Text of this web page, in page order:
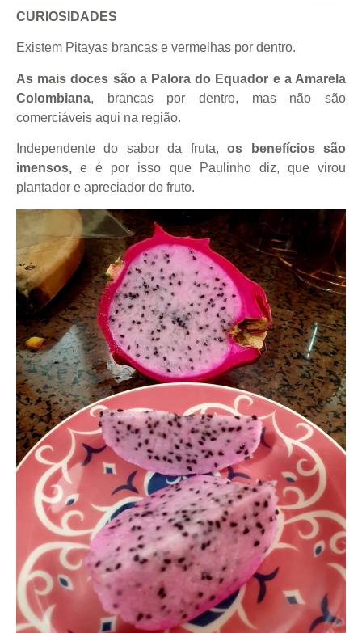
CURIOSIDADES
Existem Pitayas brancas e vermelhas por dentro.
As mais doces são a Palora do Equador e a Amarela
Colombiana, brancas por dentro, mas não são
comerciáveis aqui na região.
Independente do sabor da fruta,os benefícios são
imensos, e é por isso que Paulinho diz, que virou
plantador e apreciador do fruto.